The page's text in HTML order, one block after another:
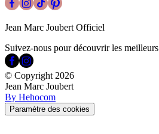
Jean Marc Joubert Officiel
Suivez-nous pour découvrir les
© Copyright 2026
Jean Marc Joubert
By Hehocom
Paramètre des cookies